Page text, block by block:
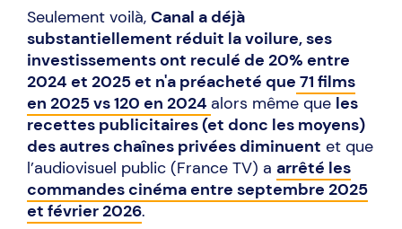
Seulement voilà, Canal a déjà
substantiellement réduit la voilure, ses
investissements ont reculé de 20% entre
2024 et 2025 et n'a préacheté que 71 films
en 2025 vs 120 en 2024 alors même que les
recettes publicitaires (et donc les moyens)
des autres chaînes privées diminuent et que
l’audiovisuel public (France TV) a arrêté les
commandes cinéma entre septembre 2025
et février 2026.